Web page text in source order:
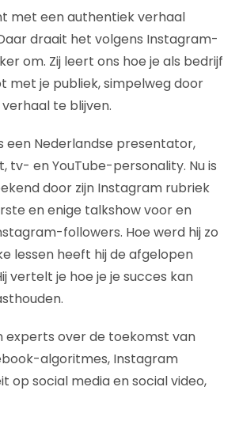
met een authentiek verhaal
draait het volgens Instagram-
om. Zij leert ons hoe je als bedrijf
met je publiek, simpelweg door
te blijven.
een Nederlandse presentator,
tv- en YouTube-personality. Nu is
door zijn Instagram rubriek
en enige talkshow voor en
followers. Hoe werd hij zo
lessen heeft hij de afgelopen
vertelt je hoe je je succes kan
experts over de toekomst van
algoritmes, Instagram
op social media en social video,